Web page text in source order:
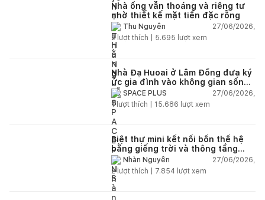
Nhà ống vẫn thoáng và riêng tư
nhờ thiết kế mặt tiền đặc rỗng
Thu Nguyễn
27/06/2026,
2lượt thích | 5.695 lượt xem
Nhà Đạ Huoai ở Lâm Đồng đưa ký
ức gia đình vào không gian sống
đương đại
SPACE PLUS
27/06/2026,
1lượt thích | 15.686 lượt xem
Biệt thự mini kết nối bốn thế hệ
bằng giếng trời và thông tầng
ngập tràn ánh sáng
Nhàn Nguyễn
27/06/2026,
2lượt thích | 7.854 lượt xem